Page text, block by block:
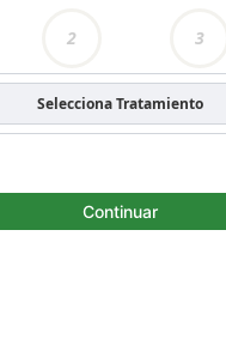
2 3
Selecciona Tratamiento
Continuar